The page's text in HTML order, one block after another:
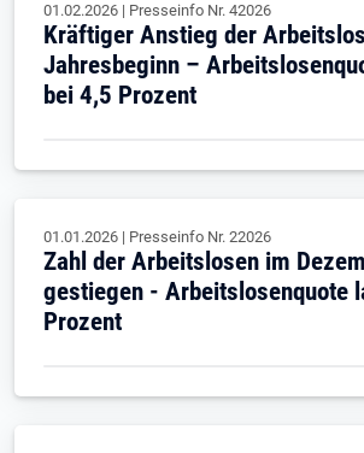
01.02.2026 | Presseinfo Nr. 42026
Kräftiger Anstieg der
Jahresbeginn –
bei 4,5 Prozent
01.01.2026 | Presseinfo Nr. 22026
Zahl der Arbeitslosen im
gestiegen - Arbeitslosenquote
Prozent